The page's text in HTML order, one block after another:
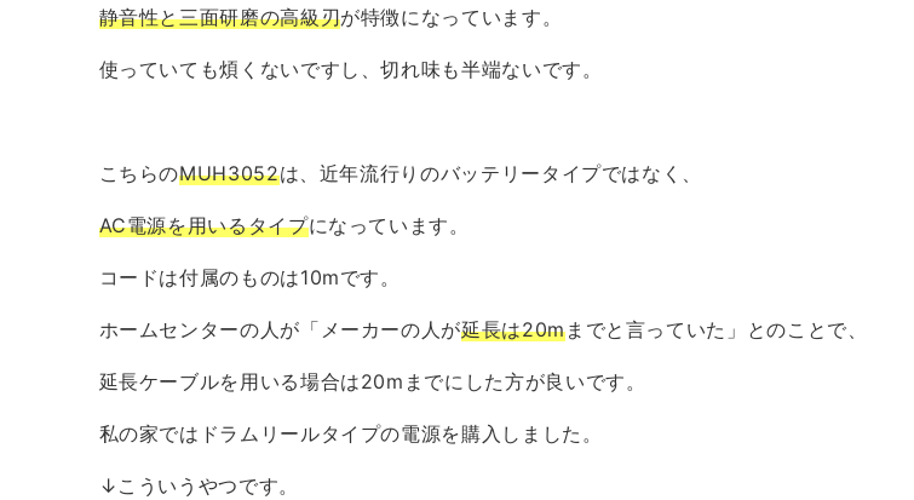
静音性と三面研磨の高級刃が特徴になっています。
使っていても煩くないですし、切れ味も半端ないです。
こちらのMUH3052は、近年流行りのバッテリータイプではなく、
AC電源を用いるタイプになっています。
コードは付属のものは10mです。
ホームセンターの人が「メーカーの人が延長は20mまでと言っていた」とのことで、
延長ケーブルを用いる場合は20mまでにした方が良いです。
私の家ではドラムリールタイプの電源を購入しました。
↓こういうやつです。